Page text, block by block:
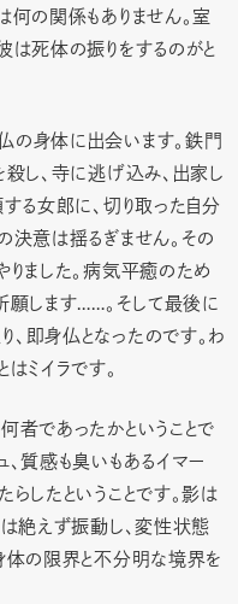
何の関係もありません。室
は死体の振りをするのがと
の身体に出会います。鉄門
し、寺に逃げ込み、出家し
る女郎に、切り取った自分
決意は揺るぎません。その
りました。病気平癒のため
願します……。そして最後に
即身仏となったのです。わ
ミイラです。
者であったかということで
質感も臭いもあるイマー
したということです。影は
は絶えず振動し、変性状態
体の限界と不分明な境界を